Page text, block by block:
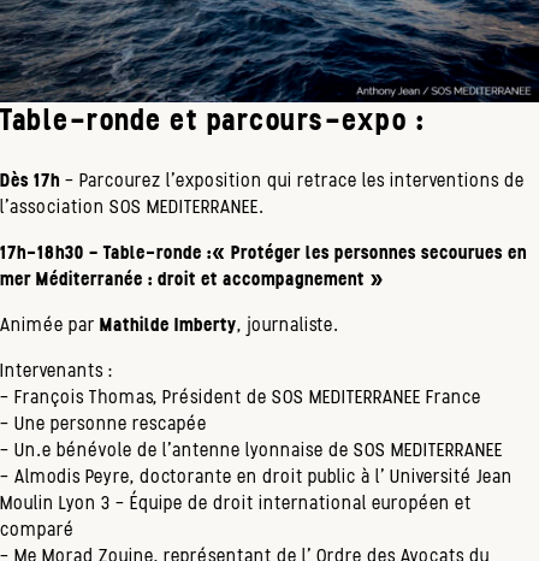
Table-ronde et parcours-expo :
Dès 17h – Parcourez l’exposition qui retrace les interventions de
l’association SOS MEDITERRANEE.
17h-18h30 – Table-ronde :« Protéger les personnes secourues en
mer Méditerranée : droit et accompagnement »
Animée par Mathilde Imberty, journaliste.
Intervenants :
– François Thomas, Président de SOS MEDITERRANEE France
– Une personne rescapée
– Un.e bénévole de l’antenne lyonnaise de SOS MEDITERRANEE
– Almodis Peyre, doctorante en droit public à l’ Université Jean
Moulin Lyon 3 – Équipe de droit international européen et
comparé
– Me Morad Zouine, représentant de l’ Ordre des Avocats du